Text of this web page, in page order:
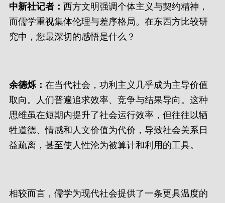
中新社记者： 西方文明强调个体主义与契约精神，
而儒学重视集体伦理与差序格局。在东西方比较研
究中，您最深切的感悟是什么？
余德烁： 在当代社会，功利主义几乎成为主导价值
取向。人们普遍追求效率、竞争与结果导向。这种
思维虽在短期内提升了社会运行效率，但往往以牺
牲道德、情感和人文价值为代价，导致社会关系日
益疏离，甚至使人性沦为被算计和利用的工具。
相较而言，儒学为现代社会提供了一条更具温度的